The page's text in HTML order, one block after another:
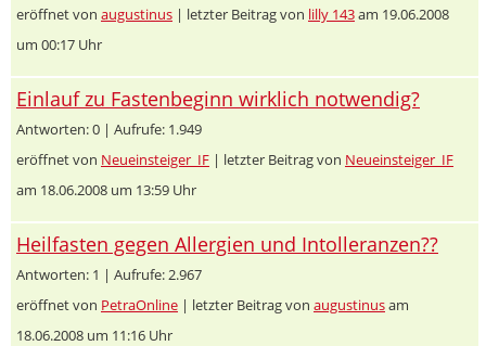
eröffnet von augustinus | letzter Beitrag von lilly 143am 19.06.2008
um 00:17 Uhr
Einlauf zu Fastenbeginn wirklich notwendig?
Antworten: 0 | Aufrufe: 1.949
eröffnet von Neueinsteiger_IF | letzter Beitrag von Neueinsteiger_IF
am 18.06.2008 um 13:59 Uhr
Heilfasten gegen Allergien und Intolleranzen??
Antworten: 1 | Aufrufe: 2.967
eröffnet von PetraOnline | letzter Beitrag von augustinusam
18.06.2008 um 11:16 Uhr